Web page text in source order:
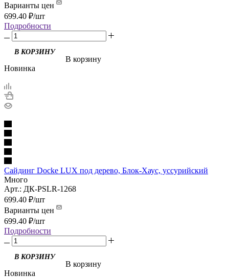
Варианты цен
699.40 ₽/шт
Подробности
В корзину
Новинка
Сайдинг Docke LUX под дерево, Блок-Хаус, уссурийский
Много
Арт.: ДК-PSLR-1268
699.40 ₽/шт
Варианты цен
699.40 ₽/шт
Подробности
В корзину
Новинка